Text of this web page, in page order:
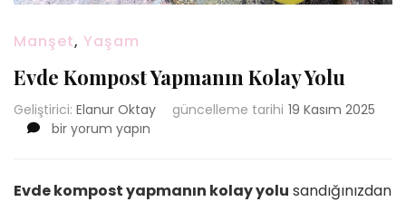
Manşet, Yaşam
Evde Kompost Yapmanın Kolay Yolu
Geliştirici: Elanur Oktay güncelleme tarihi 19 Kasım 2025
Evde
Kolay
bir yorum yapın
Evde kompost yapmanın kolay yolu sandığınızdan